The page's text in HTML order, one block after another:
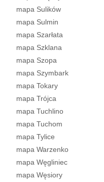
mapa Sulików
mapa Sulmin
mapa Szarłata
mapa Szklana
mapa Szopa
mapa Szymbark
mapa Tokary
mapa Trójca
mapa Tuchlino
mapa Tuchom
mapa Tylice
mapa Warzenko
mapa Węgliniec
mapa Węsiory